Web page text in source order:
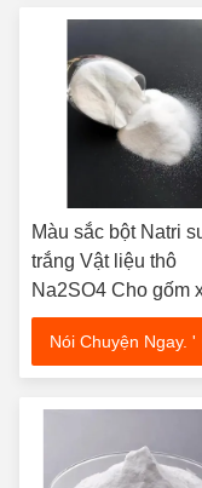
Màu sắc bột Natri
trắng Vật liệu thô
Na2SO4 Cho gốm
măng
Nói Chuyện Ngay. '